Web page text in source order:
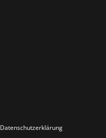
Datenschutzerklärung